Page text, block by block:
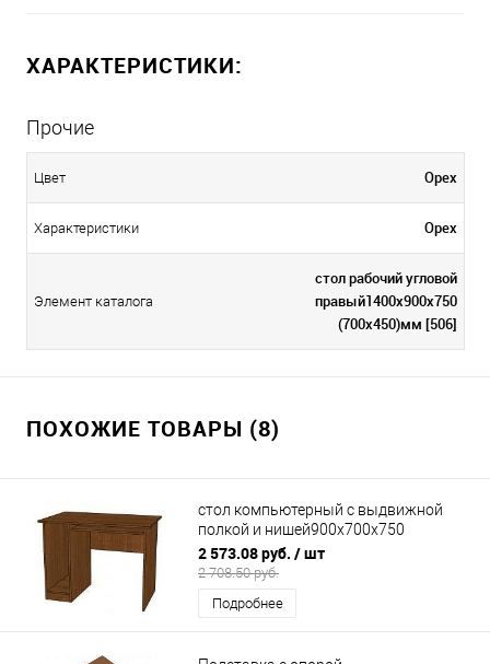
ХАРАКТЕРИСТИКИ:
Прочие
Цвет Орех
Характеристики Орех
Элемент каталога
стол рабочий угловой
правый1400х900х750
(700х450)мм [506]
ПОХОЖИЕ ТОВАРЫ (8)
стол компьютерный с выдвижной
полкой и нишей900х700х750
(250х750)мм
2 573.08 руб. / шт
2 708.50 руб.
Подробнее